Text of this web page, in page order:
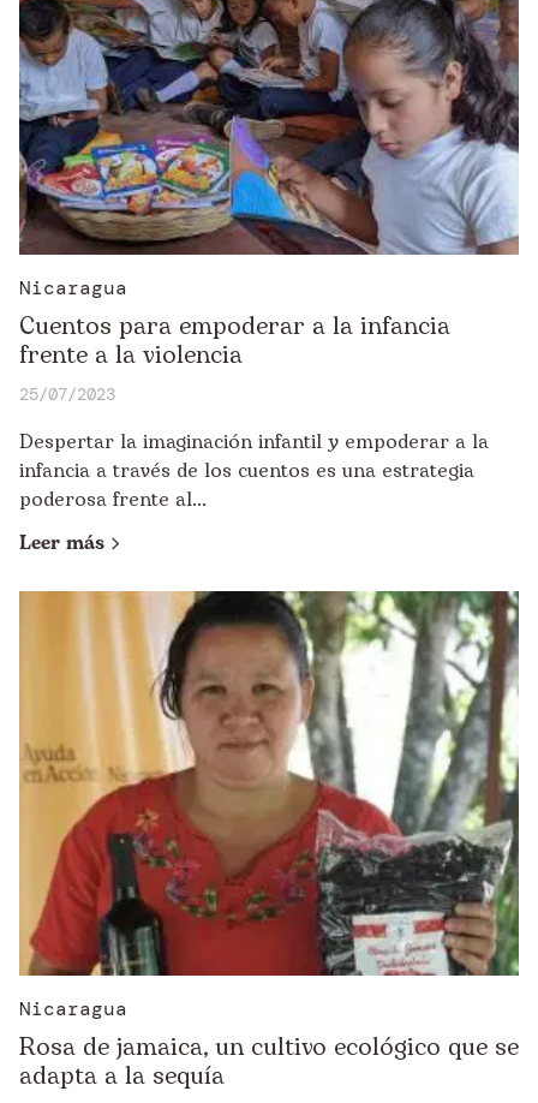
Nicaragua
Cuentos para empoderar a la infancia
frente a la violencia
25/07/2023
Despertar la imaginación infantil y empoderar a la
infancia a través de los cuentos es una estrategia
poderosa frente al...
Leer más
Nicaragua
Rosa de jamaica, un cultivo ecológico que se
adapta a la sequía